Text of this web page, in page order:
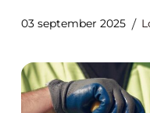
03 september 2025